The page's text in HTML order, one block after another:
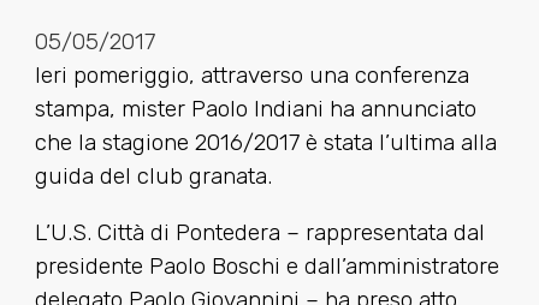
05/05/2017
Ieri pomeriggio, attraverso una conferenza
stampa, mister Paolo Indiani ha annunciato
che la stagione 2016/2017 è stata l’ultima alla
guida del club granata.
L’U.S. Città di Pontedera – rappresentata dal
presidente Paolo Boschi e dall’amministratore